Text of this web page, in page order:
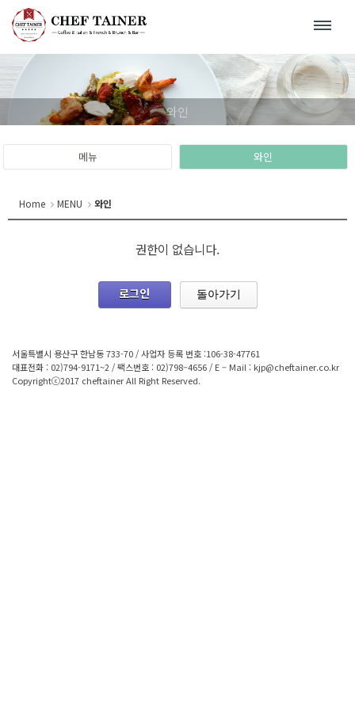
와인
메뉴 와인
Home MENU 와인
권한이 없습니다.
로그인 돌아가기
서울특별시 용산구 한남동 733-70 / 사업자 등록 번호 :106-38-47761
대표전화 : 02)794-9171~2 / 팩스번호 : 02)798–4656 / E – Mail : kjp@cheftainer.co.kr
Copyrightⓒ2017 cheftainer All Right Reserved.